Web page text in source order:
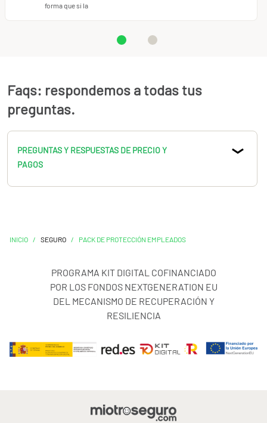
forma que si la
Faqs: respondemos a todas tus
preguntas.
PREGUNTAS Y RESPUESTAS DE PRECIO Y
PAGOS
INICIO / SEGURO / PACK DE PROTECCIÓN EMPLEADOS
PROGRAMA KIT DIGITAL COFINANCIADO
POR LOS FONDOS NEXTGENERATION EU
DEL MECANISMO DE RECUPERACIÓN Y
RESILIENCIA